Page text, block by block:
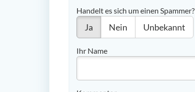
Handelt es sich um einen Spammer?
Ja Nein Unbekannt
Ihr Name